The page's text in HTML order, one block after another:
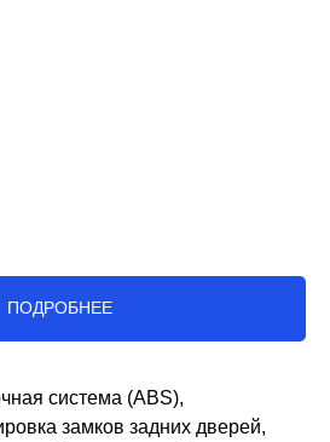
ПОДРОБНЕЕ
система (ABS),
замков задних дверей,